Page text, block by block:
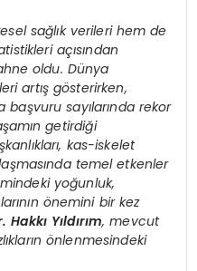
sağlık verileri hem de
açısından
oldu. Dünya
artış gösterirken,
başvuru sayılarında rekor
getirdiği
kas-iskelet
temel etkenler
yoğunluk,
önemini bir kez
Hakkı Yıldırım, mevcut
önlenmesindeki